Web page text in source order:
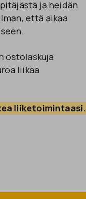
ja heidän
että aikaa
ostolaskuja
liikaa
liiketoimintaasi.